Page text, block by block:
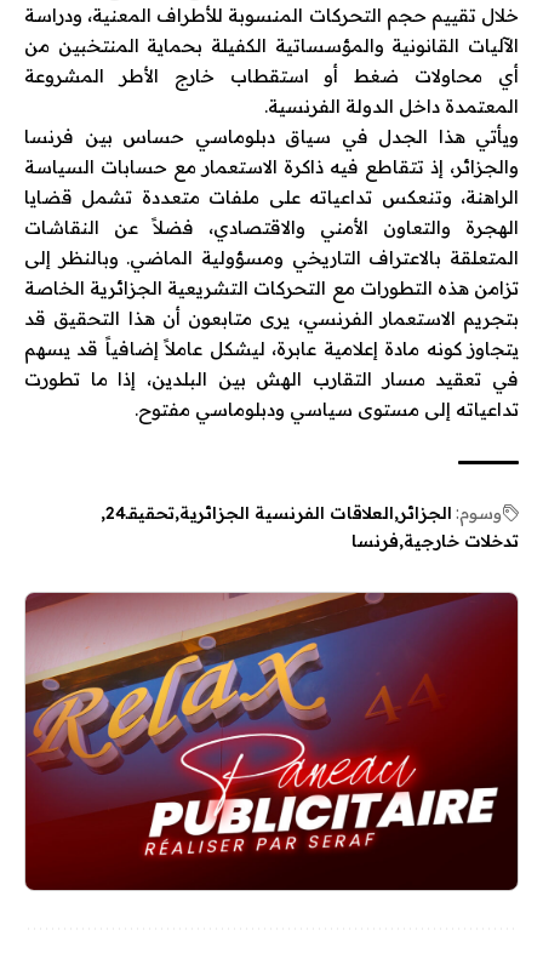
خلال تقييم حجم التحركات المنسوبة للأطراف المعنية، ودراسة
الآليات القانونية والمؤسساتية الكفيلة بحماية المنتخبين من
أي محاولات ضغط أو استقطاب خارج الأطر المشروعة
المعتمدة داخل الدولة الفرنسية.
ويأتي هذا الجدل في سياق دبلوماسي حساس بين فرنسا
والجزائر، إذ تتقاطع فيه ذاكرة الاستعمار مع حسابات السياسة
الراهنة، وتنعكس تداعياته على ملفات متعددة تشمل قضايا
الهجرة والتعاون الأمني والاقتصادي، فضلاً عن النقاشات
المتعلقة بالاعتراف التاريخي ومسؤولية الماضي. وبالنظر إلى
تزامن هذه التطورات مع التحركات التشريعية الجزائرية الخاصة
بتجريم الاستعمار الفرنسي، يرى متابعون أن هذا التحقيق قد
يتجاوز كونه مادة إعلامية عابرة، ليشكل عاملاً إضافياً قد يسهم
في تعقيد مسار التقارب الهش بين البلدين، إذا ما تطورت
تداعياته إلى مستوى سياسي ودبلوماسي مفتوح.
وسوم: الجزائر العلاقات الفرنسية الجزائرية تحقيقـ24
تدخلات خارجية فرنسا